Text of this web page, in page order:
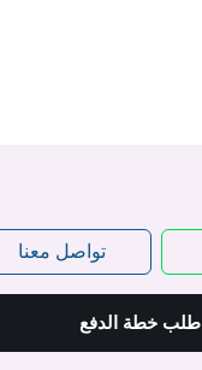
تواصل معنا
اطلب خطة الدفع